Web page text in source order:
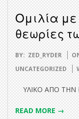
Ομιλία με
θεωρίες
2015-
01-
13
BY: ZED_RYDER
UNCATEGORIZED
ΥΛΙΚΟ ΑΠΟ ΤΗΝ
READ MORE →